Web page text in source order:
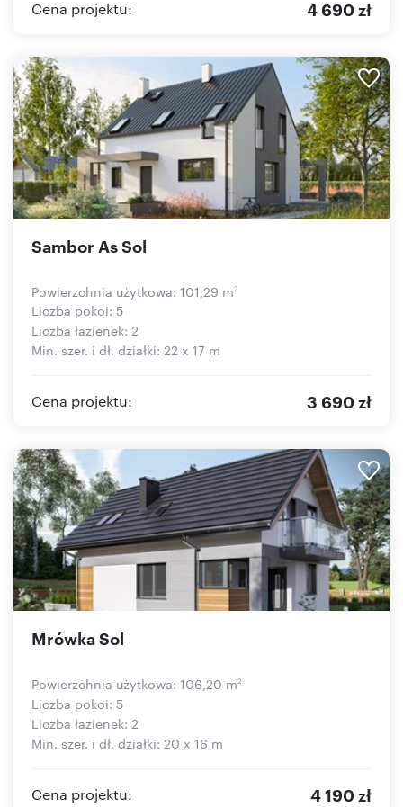
Cena projektu: 4 690 zł
Sambor As Sol
Powierzchnia użytkowa: 101,29 m2
Liczba pokoi: 5
Liczba łazienek: 2
Min. szer. i dł. działki: 22 x 17 m
Cena projektu: 3 690 zł
Mrówka Sol
Powierzchnia użytkowa: 106,20 m2
Liczba pokoi: 5
Liczba łazienek: 2
Min. szer. i dł. działki: 20 x 16 m
Cena projektu: 4 190 zł